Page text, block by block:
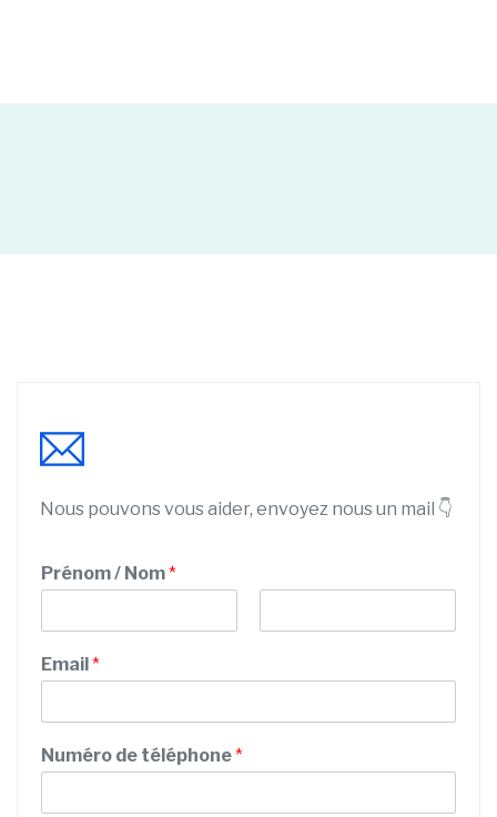
Nous pouvons vous aider, envoyez nous un mail 👇
Prénom / Nom*
r
é
m
Email *
Numéro de téléphone*